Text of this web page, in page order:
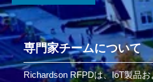
専門家チームについて
Richardson RFPDは、IoT製品